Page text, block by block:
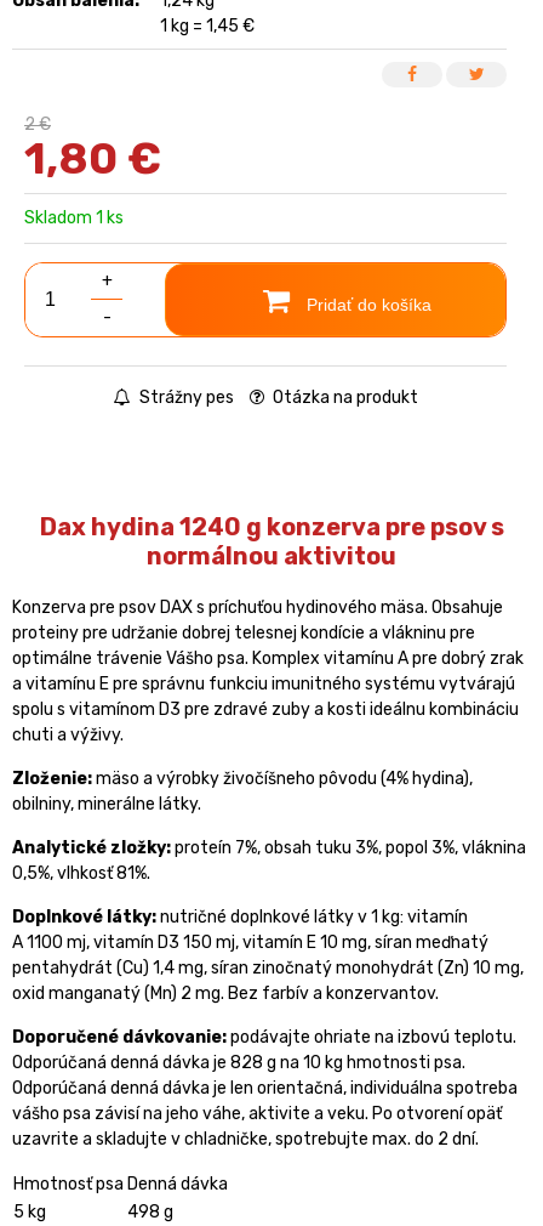
1 kg = 1,45 €
2 €
1,80 €
Skladom 1 ks
+
-
Pridať do košíka
Strážny pes Otázka na produkt
Dax hydina 1240 g konzerva pre psov s
normálnou aktivitou
Konzerva pre psov DAX s príchuťou hydinového mäsa. Obsahuje
proteiny pre udržanie dobrej telesnej kondície a vlákninu pre
optimálne trávenie Vášho psa. Komplex vitamínu A pre dobrý zrak
a vitamínu E pre správnu funkciu imunitného systému vytvárajú
spolu s vitamínom D3 pre zdravé zuby a kosti ideálnu kombináciu
chuti a výživy.
Zloženie:mäso a výrobky živočíšneho pôvodu (4% hydina),
obilniny, minerálne látky.
Analytické zložky:proteín 7%, obsah tuku 3%, popol 3%, vláknina
0,5%, vlhkosť 81%.
Doplnkové látky:nutričné doplnkové látky v 1 kg: vitamín
A 1100 mj, vitamín D3 150 mj, vitamín E 10 mg, síran meďnatý
pentahydrát (Cu) 1,4 mg, síran zinočnatý monohydrát (Zn) 10 mg,
oxid manganatý (Mn) 2 mg. Bez farbív a konzervantov.
Doporučené dávkovanie:podávajte ohriate na izbovú teplotu.
Odporúčaná denná dávka je 828 g na 10 kg hmotnosti psa.
Odporúčaná denná dávka je len orientačná, individuálna spotreba
vášho psa závisí na jeho váhe, aktivite a veku. Po otvorení opäť
uzavrite a skladujte v chladničke, spotrebujte max. do 2 dní.
Hmotnosť psa Denná dávka
5 kg
498 g